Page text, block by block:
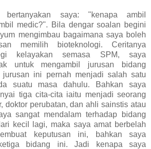
bertanyakan saya: "kenapa ambil
medic?". Bila dengar soalan begini
mengimbau bagaimana saya boleh
memilih bioteknologi. Ceritanya
kelayakan semasa SPM, saya
untuk mengambil jurusan bidang
jurusan ini pernah menjadi salah satu
suatu masa dahulu. Bahkan saya
tiga cita-cita iaitu menjadi seorang
doktor perubatan, dan ahli sainstis atau
sangat mendalam terhadap bidang
kecil lagi, maka saya amat berbelah
keputusan ini, bahkan saya
bidang ini. Jadi kenapa saya